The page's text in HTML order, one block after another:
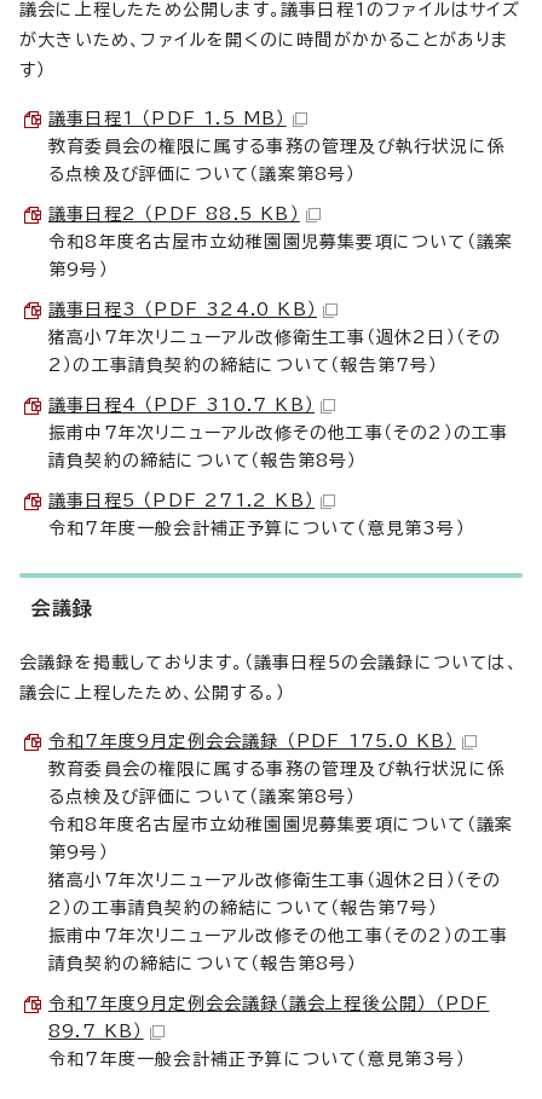
議会に上程したため公開します。議事日程1のファイルはサイズ
が大きいため、ファイルを開くのに時間がかかることがありま
す）
議事日程1 （PDF 1.5 MB）
教育委員会の権限に属する事務の管理及び執行状況に係
る点検及び評価について（議案第8号）
議事日程2 （PDF 88.5 KB）
令和8年度名古屋市立幼稚園園児募集要項について（議案
第9号）
議事日程3 （PDF 324.0 KB）
猪高小7年次リニューアル改修衛生工事（週休2日）（その
2）の工事請負契約の締結について（報告第7号）
議事日程4 （PDF 310.7 KB）
振甫中7年次リニューアル改修その他工事（その2）の工事
請負契約の締結について（報告第8号）
議事日程5 （PDF 271.2 KB）
令和7年度一般会計補正予算について（意見第3号）
会議録
会議録を掲載しております。（議事日程5の会議録については、
議会に上程したため、公開する。）
令和7年度9月定例会会議録 （PDF 175.0 KB）
教育委員会の権限に属する事務の管理及び執行状況に係
る点検及び評価について（議案第8号）
令和8年度名古屋市立幼稚園園児募集要項について（議案
第9号）
猪高小7年次リニューアル改修衛生工事（週休2日）（その
2）の工事請負契約の締結について（報告第7号）
振甫中7年次リニューアル改修その他工事（その2）の工事
請負契約の締結について（報告第8号）
令和7年度9月定例会会議録（議会上程後公開） （PDF
89.7 KB）
令和7年度一般会計補正予算について（意見第3号）